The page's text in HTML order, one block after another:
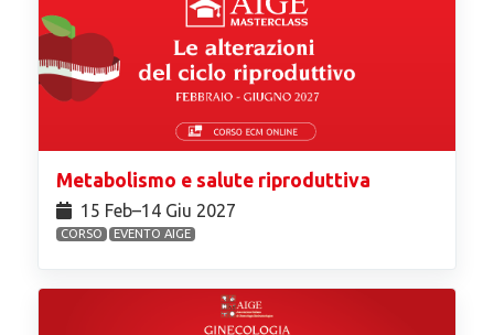
Metabolismo e salute riproduttiva
15 Feb⁠–14 Giu 2027
CORSO EVENTO AIGE